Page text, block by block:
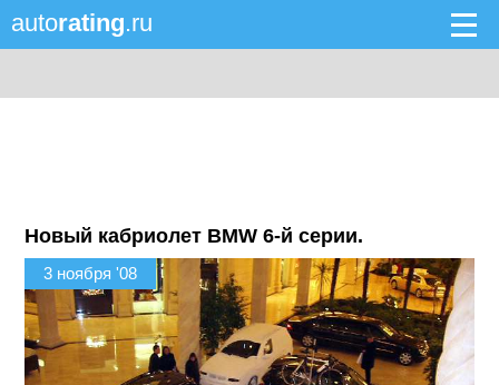
autorating.ru
Новый кабриолет BMW 6-й серии.
3 ноября '08